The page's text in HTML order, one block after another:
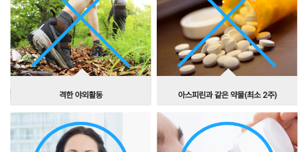
격한 야외활동 아스피린과 같은 약물(최소 2주)